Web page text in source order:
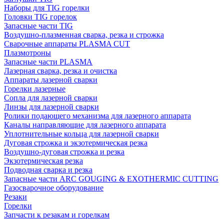
Наборы для TIG горелки
Головки TIG горелок
Запасные части TIG
Воздушно-плазменная сварка, резка и строжка
Сварочные аппараты PLASMA CUT
Плазмотроны
Запасные части PLASMA
Лазерная сварка, резка и очистка
Аппараты лазерной сварки
Горелки лазерные
Сопла для лазерной сварки
Линзы для лазерной сварки
Ролики подающего механизма для лазерного аппарата
Каналы направляющие для лазерного аппарата
Уплотнительные кольца для лазерной сварки
Дуговая строжка и экзотермическая резка
Воздушно-дуговая строжка и резка
Экзотермическая резка
Подводная сварка и резка
Запасные части ARC GOUGING & EXOTHERMIC CUTTING
Газосварочное оборудование
Резаки
Горелки
Запчасти к резакам и горелкам